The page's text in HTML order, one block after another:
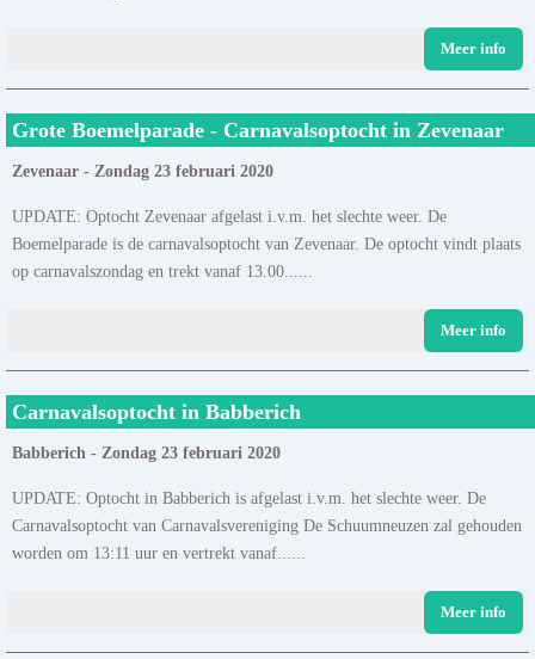
Meer info
Grote Boemelparade - Carnavalsoptocht in Zevenaar
Zevenaar - Zondag 23 februari 2020
UPDATE: Optocht Zevenaar afgelast i.v.m. het slechte weer. De
Boemelparade is de carnavalsoptocht van Zevenaar. De optocht vindt plaats
op carnavalszondag en trekt vanaf 13.00......
Meer info
Carnavalsoptocht in Babberich
Babberich - Zondag 23 februari 2020
UPDATE: Optocht in Babberich is afgelast i.v.m. het slechte weer. De
Carnavalsoptocht van Carnavalsvereniging De Schuumneuzen zal gehouden
worden om 13:11 uur en vertrekt vanaf......
Meer info